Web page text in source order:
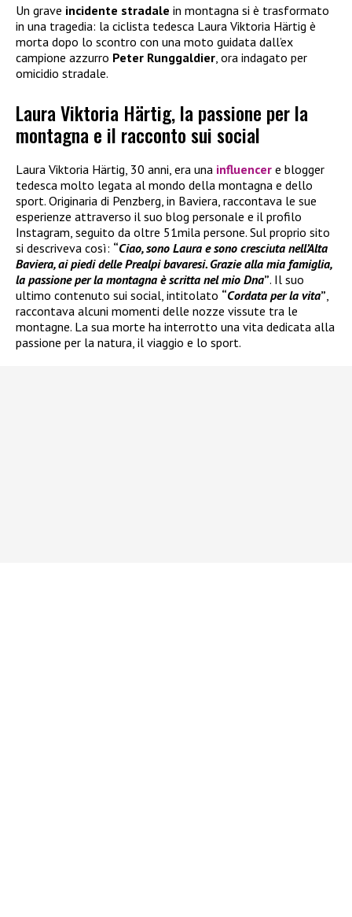
Un grave incidente stradale in montagna si è trasformato
in una tragedia: la ciclista tedesca Laura Viktoria Härtig è
morta dopo lo scontro con una moto guidata dall’ex
campione azzurro Peter Runggaldier , ora indagato per
omicidio stradale.
Laura Viktoria Härtig, la passione per la
montagna e il racconto sui social
Laura Viktoria Härtig, 30 anni, era una influencer e blogger
tedesca molto legata al mondo della montagna e dello
sport. Originaria di Penzberg, in Baviera, raccontava le sue
esperienze attraverso il suo blog personale e il profilo
Instagram, seguito da oltre 51mila persone. Sul proprio sito
si descriveva così: “Ciao, sono Laura e sono cresciuta nell’Alta
Baviera, ai piedi delle Prealpi bavaresi. Grazie alla mia famiglia,
la passione per la montagna è scritta nel mio Dna”. Il suo
ultimo contenuto sui social, intitolato “Cordata per la vita”
raccontava alcuni momenti delle nozze vissute tra le
montagne. La sua morte ha interrotto una vita dedicata alla
passione per la natura, il viaggio e lo sport.